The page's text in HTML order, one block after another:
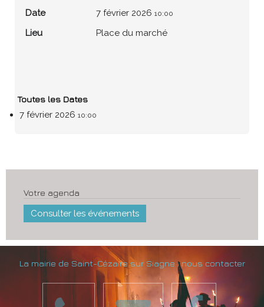
Date
7 février 2026 10:00
Lieu Place du marché
Toutes les Dates
7 février 2026 10:00
Votre agenda
Consulter les événements
La mairie de Saint-Cézaire sur Siagne : nous contacter